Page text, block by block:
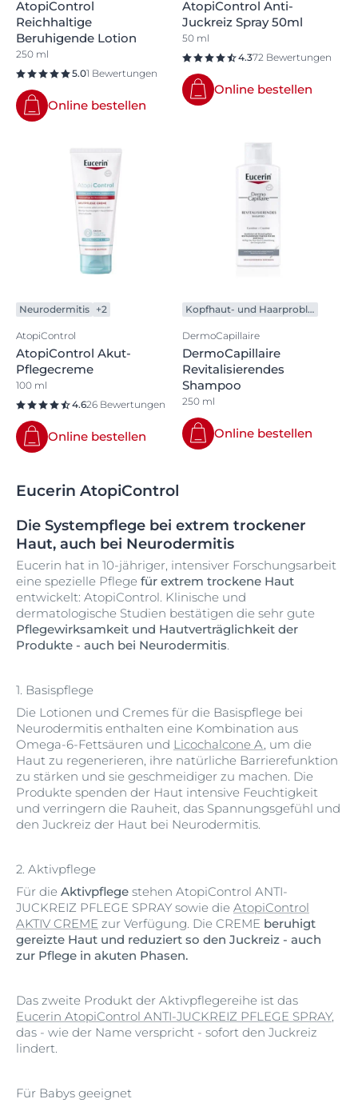
AtopiControl
Reichhaltige
Beruhigende Lotion
250 ml
5.01 Bewertungen
Online bestellen
AtopiControl Anti-
Juckreiz Spray 50ml
50 ml
4.372 Bewertungen
Online bestellen
Neurodermitis +2
AtopiControl
AtopiControl Akut-
Pflegecreme
100 ml
4.626 Bewertungen
Online bestellen
Kopfhaut- und Haarprobleme
DermoCapillaire
DermoCapillaire
Revitalisierendes
Shampoo
250 ml
Online bestellen
Eucerin AtopiControl
Die Systempflege bei extrem trockener
Haut, auch bei Neurodermitis
Eucerin hat in 10-jähriger, intensiver Forschungsarbeit
eine spezielle Pflege für extrem trockene Haut
entwickelt: AtopiControl. Klinische und
dermatologische Studien bestätigen die sehr gute
Pflegewirksamkeit und Hautverträglichkeit der
Produkte - auch bei Neurodermitis.
1. Basispflege
Die Lotionen und Cremes für die Basispflege bei
Neurodermitis enthalten eine Kombination aus
Omega-6-Fettsäuren und Licochalcone A, um die
Haut zu regenerieren, ihre natürliche Barrierefunktion
zu stärken und sie geschmeidiger zu machen. Die
Produkte spenden der Haut intensive Feuchtigkeit
und verringern die Rauheit, das Spannungsgefühl und
den Juckreiz der Haut bei Neurodermitis.
2. Aktivpflege
Für die Aktivpflege stehen AtopiControl ANTI-
JUCKREIZ PFLEGE SPRAY sowie die AtopiControl
AKTIV CREME zur Verfügung. Die CREME beruhigt
gereizte Haut und reduziert so den Juckreiz - auch
zur Pflege in akuten Phasen.
Das zweite Produkt der Aktivpflegereihe ist das
Eucerin AtopiControl ANTI-JUCKREIZ PFLEGE SPRAY,
das - wie der Name verspricht - sofort den Juckreiz
lindert.
Für Babys geeignet